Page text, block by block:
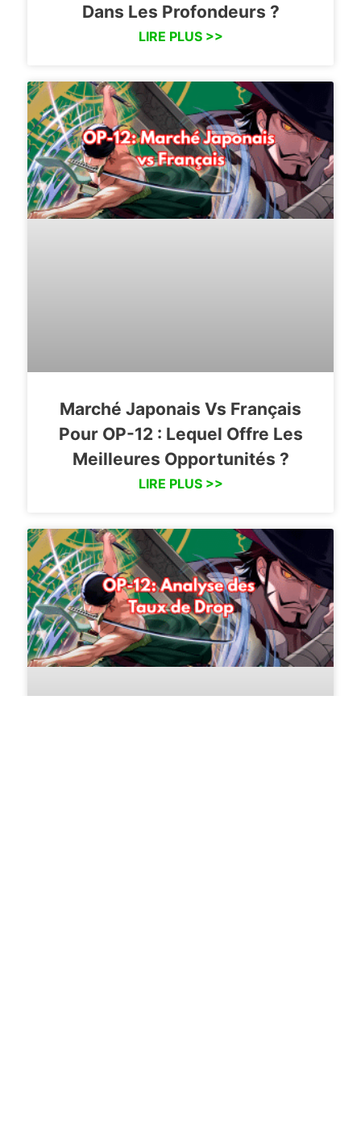
Dans Les Profondeurs ?
LIRE PLUS >>
Marché Japonais Vs Français
Pour OP-12 : Lequel Offre Les
Meilleures Opportunités ?
LIRE PLUS >>